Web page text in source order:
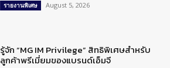
รายงานพิเศษ August 5, 2026
รู้จัก “MG IM Privilege” สิทธิพิเศษสำหรับ
ลูกค้าพรีเมี่ยมของแบรนด์เอ็มจี